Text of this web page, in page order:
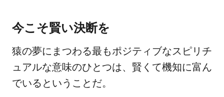
今こそ賢い決断を
猿の夢にまつわる最もポジティブなスピリチ
ュアルな意味のひとつは、賢くて機知に富ん
でいるということだ。